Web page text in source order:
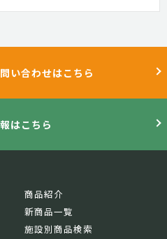
い合わせはこちら
はこちら
商品紹介
新商品一覧
施設別商品検索